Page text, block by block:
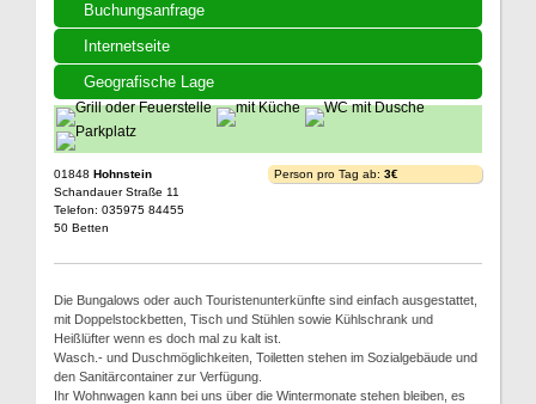
Buchungsanfrage
Internetseite
Geografische Lage
01848 Hohnstein
Schandauer Straße 11
Telefon: 035975 84455
50 Betten
Person pro Tag ab: 3€
Die Bungalows oder auch Touristenunterkünfte sind einfach ausgestattet,
mit Doppelstockbetten, Tisch und Stühlen sowie Kühlschrank und
Heißlüfter wenn es doch mal zu kalt ist.
Wasch.- und Duschmöglichkeiten, Toiletten stehen im Sozialgebäude und
den Sanitärcontainer zur Verfügung.
Ihr Wohnwagen kann bei uns über die Wintermonate stehen bleiben, es